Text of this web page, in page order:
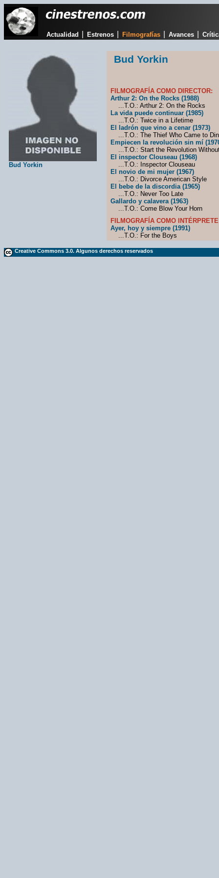
Actualidad Estrenos Filmografías Avances
Bud Yorkin
Bud Yorkin
FILMOGRAFÍA COMO DIRECTOR:
Arthur 2: On the Rocks (1988)
...T.O.: Arthur 2: On the Rocks
La vida puede continuar (1985)
...T.O.: Twice in a Lifetime
El ladrón que vino a cenar (1973)
...T.O.: The Thief Who Came to
Empiecen la revolución sin mí
...T.O.: Start the Revolution
El inspector Clouseau (1968)
...T.O.: Inspector Clouseau
El novio de mi mujer (1967)
...T.O.: Divorce American Style
El bebe de la discordia (1965)
...T.O.: Never Too Late
Gallardo y calavera (1963)
...T.O.: Come Blow Your Horn
FILMOGRAFÍA COMO
Ayer, hoy y siempre (1991)
...T.O.: For the Boys
Creative Commons 3.0. Algunos derechos reservados